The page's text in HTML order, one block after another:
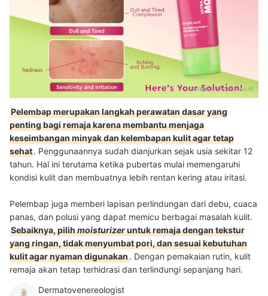
Sumber:shopee.co.id
Pelembap merupakan langkah perawatan dasar yang
penting bagi remaja karena membantu menjaga
keseimbangan minyak dan kelembapan kulit agar tetap
sehat. Penggunaannya sudah dianjurkan sejak usia sekitar 12
tahun. Hal ini terutama ketika pubertas mulai memengaruhi
kondisi kulit dan membuatnya lebih rentan kering atau iritasi.
Pelembap juga memberi lapisan perlindungan dari debu, cuaca
panas, dan polusi yang dapat memicu berbagai masalah kulit.
Sebaiknya, pilihmoisturizeruntuk remaja dengan tekstur
yang ringan, tidak menyumbat pori, dan sesuai kebutuhan
kulit agar nyaman digunakan. Dengan pemakaian rutin, kulit
remaja akan tetap terhidrasi dan terlindungi sepanjang hari.
Dermatovenereologist